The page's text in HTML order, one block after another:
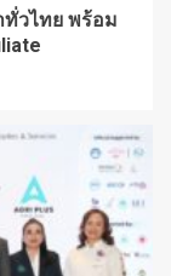
ทั่วไทย พร้อม